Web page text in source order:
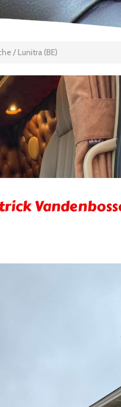
/ Lunitra (BE)